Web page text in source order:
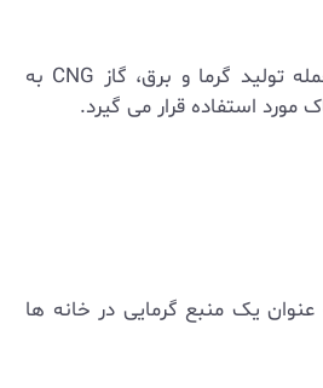
تولید گرما و برق، گاز CNG به
مورد استفاده قرار می‌ گیرد.
عنوان یک منبع گرمایی در خانه‌ ها